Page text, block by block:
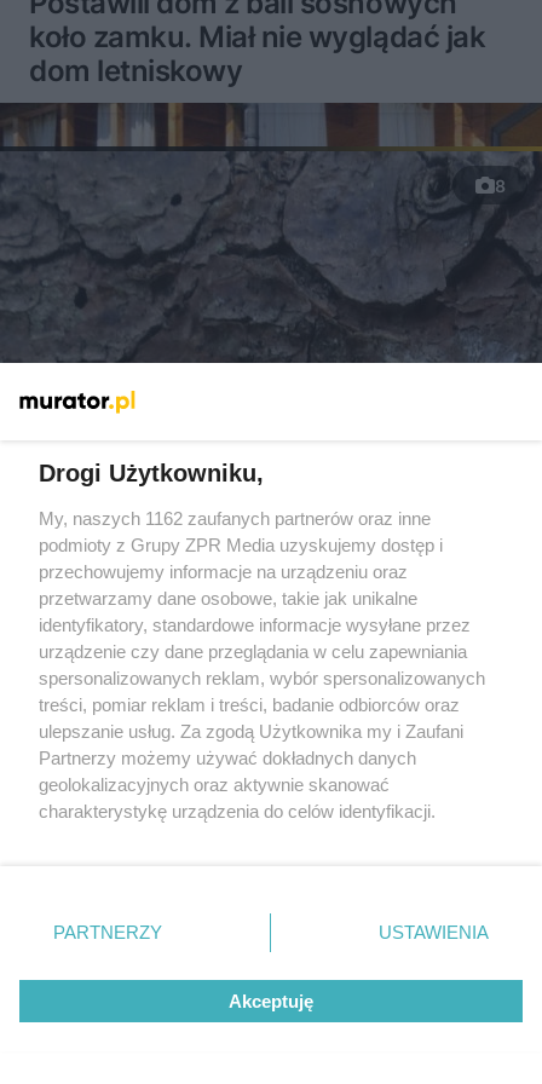
koło zamku. Miał nie wyglądać jak
dom letniskowy
8
Niszczą podłogi, belki, płoty, altany. Gnilica i
niszczyca – groźne grzyby
Drogi Użytkowniku,
My, naszych 1162 zaufanych partnerów oraz inne
podmioty z Grupy ZPR Media uzyskujemy dostęp i
przechowujemy informacje na urządzeniu oraz
przetwarzamy dane osobowe, takie jak unikalne
identyfikatory, standardowe informacje wysyłane przez
urządzenie czy dane przeglądania w celu zapewniania
spersonalizowanych reklam, wybór spersonalizowanych
treści, pomiar reklam i treści, badanie odbiorców oraz
ulepszanie usług. Za zgodą Użytkownika my i Zaufani
Partnerzy możemy używać dokładnych danych
geolokalizacyjnych oraz aktywnie skanować
charakterystykę urządzenia do celów identyfikacji.
zmienić/wycofać klikając przycisk ustawień prywatności
znajdujący się w lewym dolnym rogu strony
rodzaje przetwarzania danych nie wymagają zgody
użytkownika, ale masz prawo sprzeciwić się takiemu
przetwarzaniu. Preferencje będą miały zastosowanie tylko
PARTNERZY USTAWIENIA
Akceptuję